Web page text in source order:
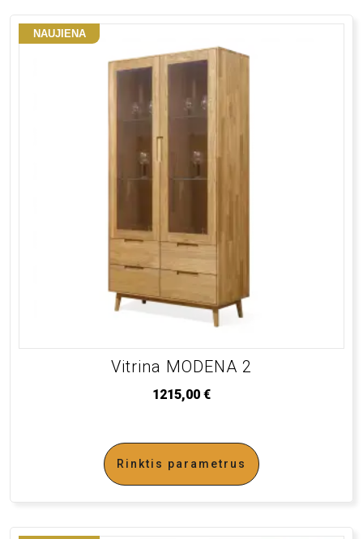
NAUJIENA
Vitrina MODENA 2
1215,00 €
Rinktis parametrus